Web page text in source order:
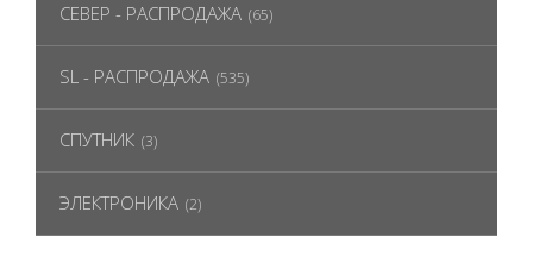
СЕВЕР - РАСПРОДАЖА (65)
SL - РАСПРОДАЖА (535)
СПУТНИК (3)
ЭЛЕКТРОНИКА (2)